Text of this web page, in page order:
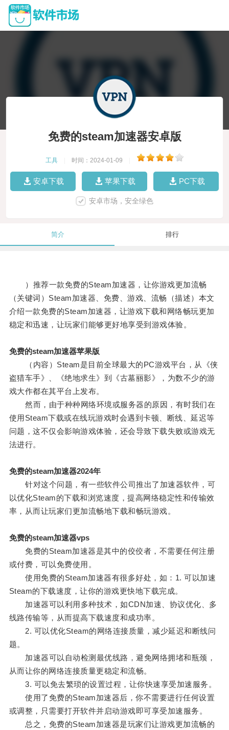
免费的steam加速器安卓版
工具 时间：2024-01-09
安卓下载 苹果下载 PC下载
安卓市场，安全绿色
简介 排行
）推荐一款免费的Steam加速器，让你游戏更加流畅
（关键词）Steam加速器、免费、游戏、流畅（描述）本文
介绍一款免费的Steam加速器，让游戏下载和网络畅玩更加
稳定和迅速，让玩家们能够更好地享受到游戏体验。
免费的steam加速器苹果版
（内容）Steam是目前全球最大的PC游戏平台，从《侠
盗猎车手》、《绝地求生》到《古墓丽影》，为数不少的游
戏大作都在其平台上发布。
然而，由于种种网络环境或服务器的原因，有时我们在
使用Steam下载或在线玩游戏时会遇到卡顿、断线、延迟等
问题，这不仅会影响游戏体验，还会导致下载失败或游戏无
法进行。
免费的steam加速器2024年
针对这个问题，有一些软件公司推出了加速器软件，可
以优化Steam的下载和浏览速度，提高网络稳定性和传输效
率，从而让玩家们更加流畅地下载和畅玩游戏。
免费的steam加速器vps
免费的Steam加速器是其中的佼佼者，不需要任何注册
或付费，可以免费使用。
使用免费的Steam加速器有很多好处，如：1. 可以加速
Steam的下载速度，让你的游戏更快地下载完成。
加速器可以利用多种技术，如CDN加速、协议优化、多
线路传输等，从而提高下载速度和成功率。
2. 可以优化Steam的网络连接质量，减少延迟和断线问
题。
加速器可以自动检测最优线路，避免网络拥堵和瓶颈，
从而让你的网络连接质量更稳定和流畅。
3. 可以免去繁琐的设置过程，让你快速享受加速服务。
使用了免费的Steam加速器后，你不需要进行任何设置
或调整，只需要打开软件并启动游戏即可享受加速服务。
总之，免费的Steam加速器是玩家们让游戏更加流畅的